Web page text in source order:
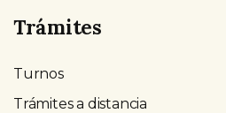
Trámites
Turnos
Trámites a distancia